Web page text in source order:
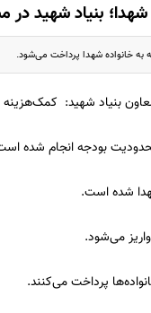
بنیاد شهید
به خانواده شهدا پرداخت می‌شود.
معاون بنیاد شهید:
بودجه انجام شده
شده است.
می‌شود.
پرداخت می‌کنند.